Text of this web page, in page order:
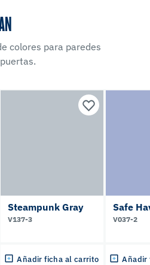
colores para paredes
Steampunk Gray
V137-3
Añadir ficha al carrito
Safe
V037-2
Añadir